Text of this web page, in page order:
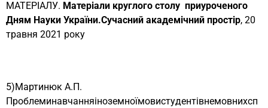
МАТЕРІАЛУ. Матеріали круглого столу приуроченого
Дням Науки України.Сучасний академічний простір, 20
травня 2021 року
5)Мартинюк А.П.
Проблеминавчанняіноземноїмовистудентівнемовнихсп